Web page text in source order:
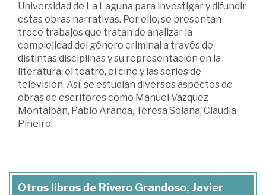
Universidad de La Laguna para investigar y difundir
estas obras narrativas. Por ello, se presentan
trece trabajos que tratan de analizar la
complejidad del género criminal a través de
distintas disciplinas y su representación en la
literatura, el teatro, el cine y las series de
televisión. Así, se estudian diversos aspectos de
obras de escritores como Manuel Vázquez
Montalbán, Pablo Aranda, Teresa Solana, Claudia
Piñeiro.
Otros libros de Rivero Grandoso, Javier